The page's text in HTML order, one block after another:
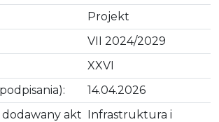
Projekt
VII 2024/2029
XXVI
14.04.2026
akt Infrastruktura i